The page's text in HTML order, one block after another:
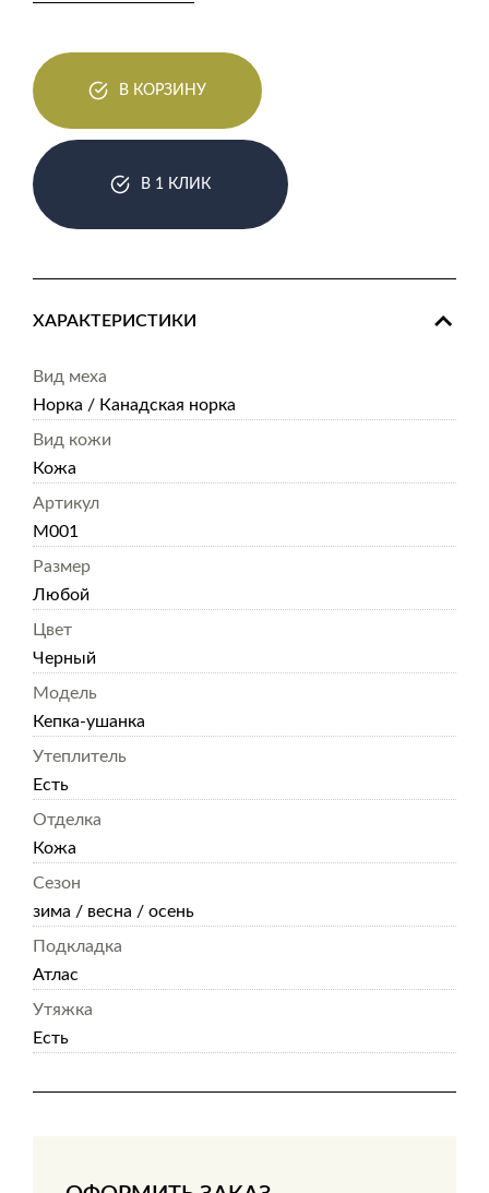
В КОРЗИНУ
В 1 КЛИК
ХАРАКТЕРИСТИКИ
Вид меха
Норка / Канадская норка
Вид кожи
Кожа
Артикул
M001
Размер
Любой
Цвет
Черный
Модель
Кепка-ушанка
Утеплитель
Есть
Отделка
Кожа
Сезон
зима / весна / осень
Подкладка
Атлас
Утяжка
Есть